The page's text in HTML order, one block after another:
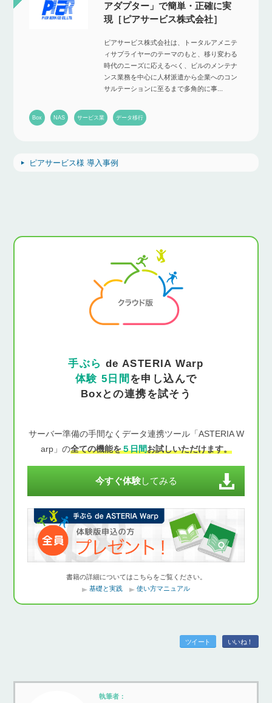
アダプター」で簡単・正確に実
現［ピアサービス株式会社］
ピアサービス株式会社は、トータルアメニテ
ィサプライヤーのテーマのもと、移り変わる
時代のニーズに応えるべく、ビルのメンテナ
ンス業務を中心に人材派遣から企業へのコン
サルテーションに至るまで多角的に事...
Box NAS サービス業 データ移行
ピアサービス様 導入事例
手ぶら de ASTERIA Warp
体験 5日間 を申し込んで
Boxとの連携を試そう
サーバー準備の手間なくデータ連携ツール「ASTERIA W
arp」の全ての機能を５日間お試しいただけます。
今すぐ体験してみる
書籍の詳細についてはこちらをご覧ください。
基礎と実践
使い方マニュアル
ツイート いいね！
執筆者：